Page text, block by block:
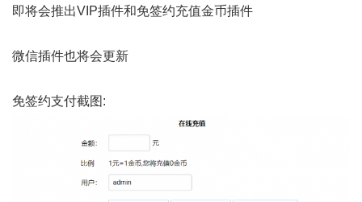
即将会推出VIP插件和免签约充值金币插件
微信插件也将会更新
免签约支付截图: